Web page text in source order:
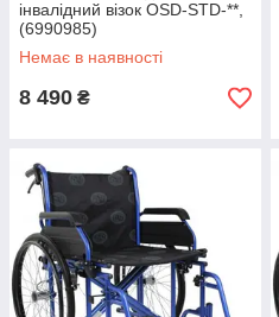
інвалідний візок OSD-STD-**,
(6990985)
Немає в наявності
8 490 ₴